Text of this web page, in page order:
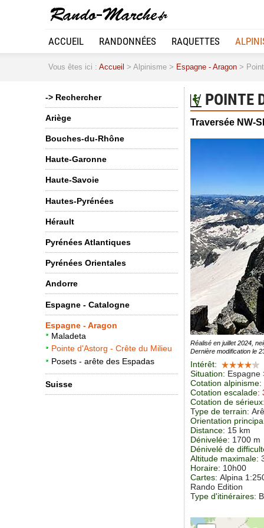
ACCUEIL RANDONNÉES RAQUETTES
Vous êtes ici : Accueil > Alpinisme > Espagne - Aragon >
-> Rechercher
Ariège
Bouches-du-Rhône
Haute-Garonne
Haute-Savoie
Hautes-Pyrénées
Hérault
Pyrénées Atlantiques
Pyrénées Orientales
Andorre
Espagne - Catalogne
Espagne - Aragon
Maladeta
Pointe d'Astorg - Crête du Milieu
Posets - arête des Espadas
Suisse
POINTE
Traversée NW-
Réalisé en juillet 2024,
Dernière modification le
Intérêt:
Situation: Espagne
Cotation alpinisme:
Cotation escalade:
Cotation de sérieux
Type de terrain:
Orientation
Distance: 15 km
Dénivelée: 1700 m
Dénivelé de
Altitude maximale:
Horaire: 10h00
Cartes: Alpina
Rando Edition
Type d'itinéraires: